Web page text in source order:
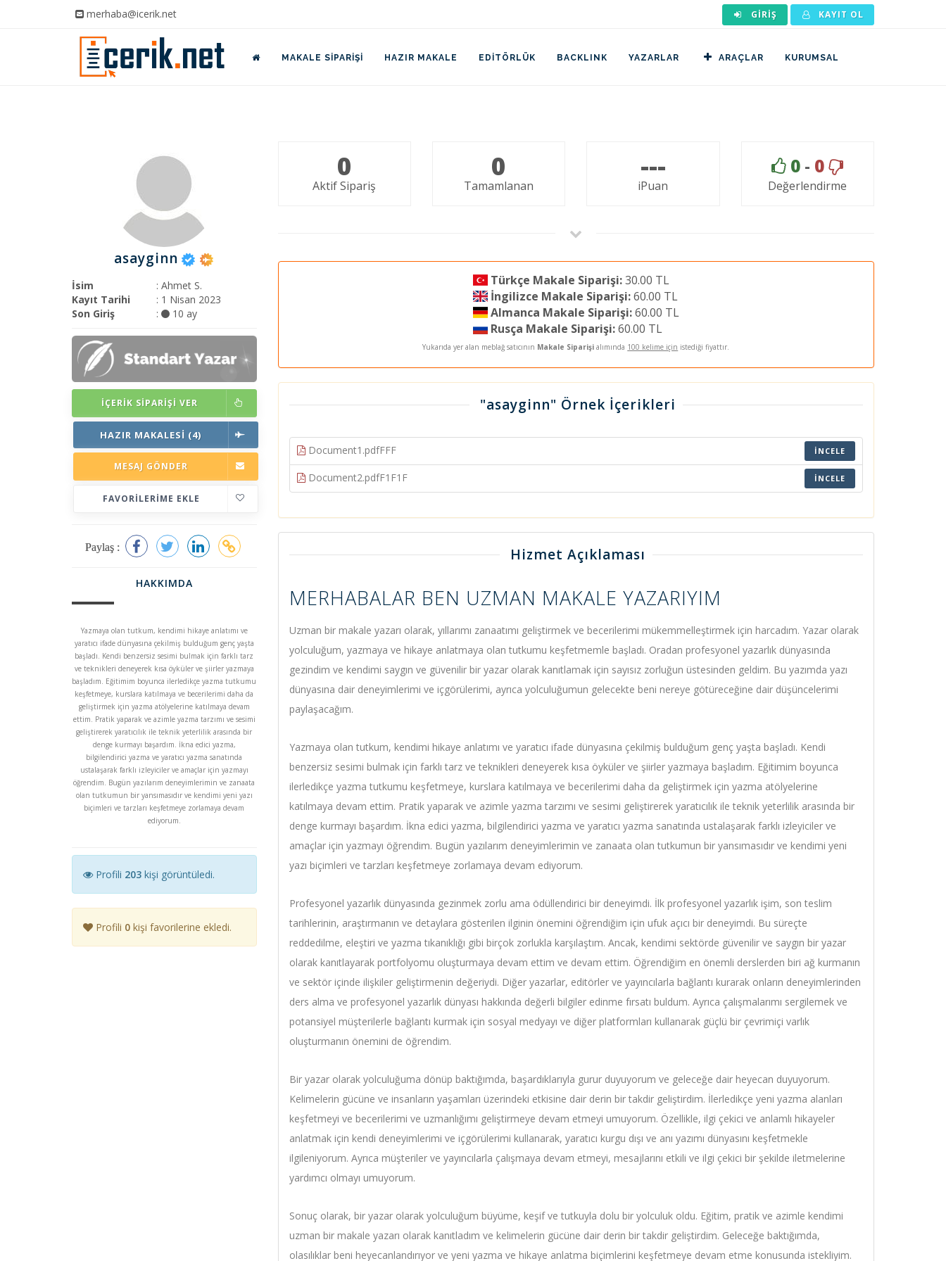
merhaba@icerik.net GIRIŞ KAYIT OL
MAKALE SIPARIŞI HAZIR MAKALE EDITÖRLÜK BACKLINK YAZARLAR ARAÇLAR KURUMSAL
asayginn
İsim
: Ahmet S.
Kayıt Tarihi
: 1 Nisan 2023
Son Giriş
: 10 ay
İÇERIK SIPARIŞI VER
HAZIR MAKALESI (4)
MESAJ GÖNDER
FAVORILERIME EKLE
Paylaş :
HAKKIMDA
Yazmaya olan tutkum, kendimi hikaye anlatımı ve
yaratıcı ifade dünyasına çekilmiş bulduğum genç yaşta
başladı. Kendi benzersiz sesimi bulmak için farklı tarz
ve teknikleri deneyerek kısa öyküler ve şiirler yazmaya
başladım. Eğitimim boyunca ilerledikçe yazma tutkumu
keşfetmeye, kurslara katılmaya ve becerilerimi daha da
geliştirmek için yazma atölyelerine katılmaya devam
ettim. Pratik yaparak ve azimle yazma tarzımı ve sesimi
geliştirerek yaratıcılık ile teknik yeterlilik arasında bir
denge kurmayı başardım. İkna edici yazma,
bilgilendirici yazma ve yaratıcı yazma sanatında
ustalaşarak farklı izleyiciler ve amaçlar için yazmayı
öğrendim. Bugün yazılarım deneyimlerimin ve zanaata
olan tutkumun bir yansımasıdır ve kendimi yeni yazı
biçimleri ve tarzları keşfetmeye zorlamaya devam
ediyorum.
Profili 203 kişi görüntüledi.
Profili 0 kişi favorilerine ekledi.
0
Aktif Sipariş
0
Tamamlanan
---
iPuan
0 - 0
Değerlendirme
Türkçe Makale Siparişi:30.00 TL
İngilizce Makale Siparişi:60.00 TL
Almanca Makale Siparişi:60.00 TL
Rusça Makale Siparişi:60.00 TL
Yukarıda yer alan meblağ satıcının Makale Siparişi alımında 100 kelime için istediği fiyattır.
"asayginn" Örnek İçerikleri
Document1.pdfFFF İNCELE
Document2.pdfF1F1F İNCELE
Hizmet Açıklaması
MERHABALAR BEN UZMAN MAKALE YAZARIYIM
Uzman bir makale yazarı olarak, yıllarımı zanaatımı geliştirmek ve becerilerimi mükemmelleştirmek için harcadım. Yazar olarak
yolculuğum, yazmaya ve hikaye anlatmaya olan tutkumu keşfetmemle başladı. Oradan profesyonel yazarlık dünyasında
gezindim ve kendimi saygın ve güvenilir bir yazar olarak kanıtlamak için sayısız zorluğun üstesinden geldim. Bu yazımda yazı
dünyasına dair deneyimlerimi ve içgörülerimi, ayrıca yolculuğumun gelecekte beni nereye götüreceğine dair düşüncelerimi
paylaşacağım.
Yazmaya olan tutkum, kendimi hikaye anlatımı ve yaratıcı ifade dünyasına çekilmiş bulduğum genç yaşta başladı. Kendi
benzersiz sesimi bulmak için farklı tarz ve teknikleri deneyerek kısa öyküler ve şiirler yazmaya başladım. Eğitimim boyunca
ilerledikçe yazma tutkumu keşfetmeye, kurslara katılmaya ve becerilerimi daha da geliştirmek için yazma atölyelerine
katılmaya devam ettim. Pratik yaparak ve azimle yazma tarzımı ve sesimi geliştirerek yaratıcılık ile teknik yeterlilik arasında bir
denge kurmayı başardım. İkna edici yazma, bilgilendirici yazma ve yaratıcı yazma sanatında ustalaşarak farklı izleyiciler ve
amaçlar için yazmayı öğrendim. Bugün yazılarım deneyimlerimin ve zanaata olan tutkumun bir yansımasıdır ve kendimi yeni
yazı biçimleri ve tarzları keşfetmeye zorlamaya devam ediyorum.
Profesyonel yazarlık dünyasında gezinmek zorlu ama ödüllendirici bir deneyimdi. İlk profesyonel yazarlık işim, son teslim
tarihlerinin, araştırmanın ve detaylara gösterilen ilginin önemini öğrendiğim için ufuk açıcı bir deneyimdi. Bu süreçte
reddedilme, eleştiri ve yazma tıkanıklığı gibi birçok zorlukla karşılaştım. Ancak, kendimi sektörde güvenilir ve saygın bir yazar
olarak kanıtlayarak portfolyomu oluşturmaya devam ettim ve devam ettim. Öğrendiğim en önemli derslerden biri ağ kurmanın
ve sektör içinde ilişkiler geliştirmenin değeriydi. Diğer yazarlar, editörler ve yayıncılarla bağlantı kurarak onların deneyimlerinden
ders alma ve profesyonel yazarlık dünyası hakkında değerli bilgiler edinme fırsatı buldum. Ayrıca çalışmalarımı sergilemek ve
potansiyel müşterilerle bağlantı kurmak için sosyal medyayı ve diğer platformları kullanarak güçlü bir çevrimiçi varlık
oluşturmanın önemini de öğrendim.
Bir yazar olarak yolculuğuma dönüp baktığımda, başardıklarıyla gurur duyuyorum ve geleceğe dair heyecan duyuyorum.
Kelimelerin gücüne ve insanların yaşamları üzerindeki etkisine dair derin bir takdir geliştirdim. İlerledikçe yeni yazma alanları
keşfetmeyi ve becerilerimi ve uzmanlığımı geliştirmeye devam etmeyi umuyorum. Özellikle, ilgi çekici ve anlamlı hikayeler
anlatmak için kendi deneyimlerimi ve içgörülerimi kullanarak, yaratıcı kurgu dışı ve anı yazımı dünyasını keşfetmekle
ilgileniyorum. Ayrıca müşteriler ve yayıncılarla çalışmaya devam etmeyi, mesajlarını etkili ve ilgi çekici bir şekilde iletmelerine
yardımcı olmayı umuyorum.
Sonuç olarak, bir yazar olarak yolculuğum büyüme, keşif ve tutkuyla dolu bir yolculuk oldu. Eğitim, pratik ve azimle kendimi
uzman bir makale yazarı olarak kanıtladım ve kelimelerin gücüne dair derin bir takdir geliştirdim. Geleceğe baktığımda,
olasılıklar beni heyecanlandırıyor ve yeni yazma ve hikaye anlatma biçimlerini keşfetmeye devam etme konusunda istekliyim.